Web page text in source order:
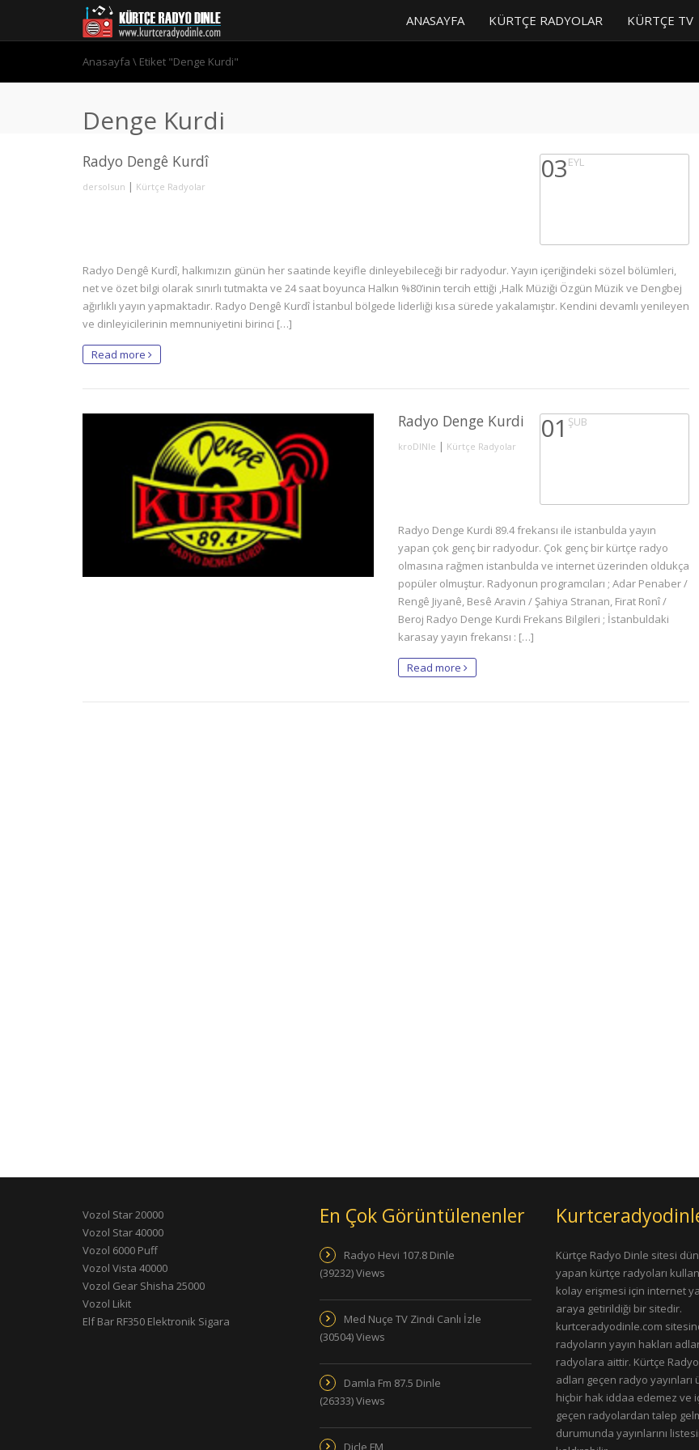
ANASAYFA KÜRTÇE RADYOLAR KÜRTÇE TV
Anasayfa \ Etiket "Denge Kurdi"
Denge Kurdi
Radyo Dengê Kurdî
dersolsun | Kürtçe Radyolar
03EYL
Radyo Dengê Kurdî, halkımızın günün her saatinde keyifle dinleyebileceği bir radyodur. Yayın içeriğindeki sözel bölümleri,
net ve özet bilgi olarak sınırlı tutmakta ve 24 saat boyunca Halkın %80’inin tercih ettiği ,Halk Müziği Özgün Müzik ve Dengbej
ağırlıklı yayın yapmaktadır. Radyo Dengê Kurdî İstanbul bölgede liderliği kısa sürede yakalamıştır. Kendini devamlı yenileyen
ve dinleyicilerinin memnuniyetini birinci […]
Read more
Radyo Denge Kurdi
kroDINle | Kürtçe Radyolar
01 ŞUB
Radyo Denge Kurdi 89.4 frekansı ile istanbulda yayın
yapan çok genç bir radyodur. Çok genç bir kürtçe radyo
olmasına rağmen istanbulda ve internet üzerinden oldukça
popüler olmuştur. Radyonun programcıları ; Adar Penaber /
Rengê Jiyanê, Besê Aravin / Şahiya Stranan, Firat Ronî /
Beroj Radyo Denge Kurdi Frekans Bilgileri ; İstanbuldaki
karasay yayın frekansı : […]
Read more
Vozol Star 20000
Vozol Star 40000
Vozol 6000 Puff
Vozol Vista 40000
Vozol Gear Shisha 25000
Vozol Likit
Elf Bar RF350 Elektronik Sigara
En Çok Görüntülenenler
Radyo Hevi 107.8 Dinle
(39232) Views
Med Nuçe TV Zindi Canlı İzle
(30504) Views
Damla Fm 87.5 Dinle
(26333) Views
Kürtçe Radyo Dinle sitesi
yapan kürtçe radyoları
kolay erişmesi için internet
araya getirildiği bir sitedir.
kurtceradyodinle.com
radyoların yayın hakları
radyolara aittir. Kürtçe
adları geçen radyo yayınları
hiçbir hak iddaa edemez ve
geçen radyolardan talep
durumunda yayınlarını